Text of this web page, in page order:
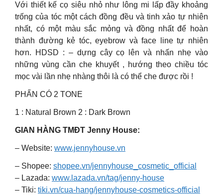
Với thiết kế cọ siêu nhỏ như lông mi lấp đầy khoảng
trống của tóc một cách đồng đều và tinh xảo tự nhiên
nhất, có một màu sắc mỏng và đồng nhất để hoàn
thành đường kẻ tóc, eyebrow và face line tự nhiên
hơn. HDSD : – dựng cây cọ lên và nhấn nhẹ vào
những vùng cần che khuyết , hướng theo chiều tóc
mọc vài lần nhẹ nhàng thôi là có thể che được rồi !
PHẤN CÓ 2 TONE
1 : Natural Brown 2 : Dark Brown
GIAN HÀNG TMĐT Jenny House:
– Website: www.jennyhouse.vn
– Shopee: shopee.vn/jennyhouse_cosmetic_official
– Lazada: www.lazada.vn/tag/jenny-house
– Tiki: tiki.vn/cua-hang/jennyhouse-cosmetics-official